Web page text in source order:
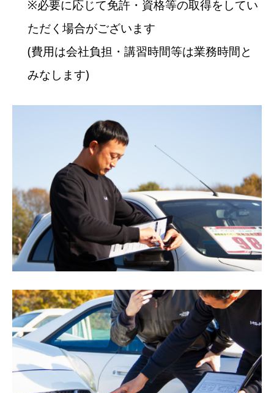
※必要に応じて免許・資格等の取得をしてい
ただく場合がございます
(費用は会社負担・講習時間等は業務時間と
みなします)